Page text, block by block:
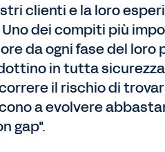
clienti e la loro
dei compiti più
da ogni fase del
in tutta
il rischio di
a evolvere
gap".